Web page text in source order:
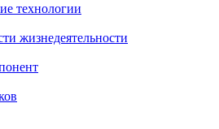
технологии
жизнедеятельности